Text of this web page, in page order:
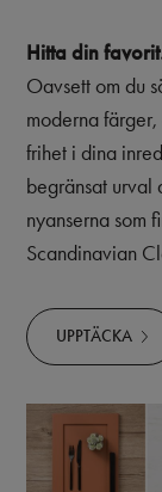
Hitta din
Oavsett om du
moderna
frihet i dina
begränsat urval
nyanserna som
Scandinavian
UPPTÄCKA